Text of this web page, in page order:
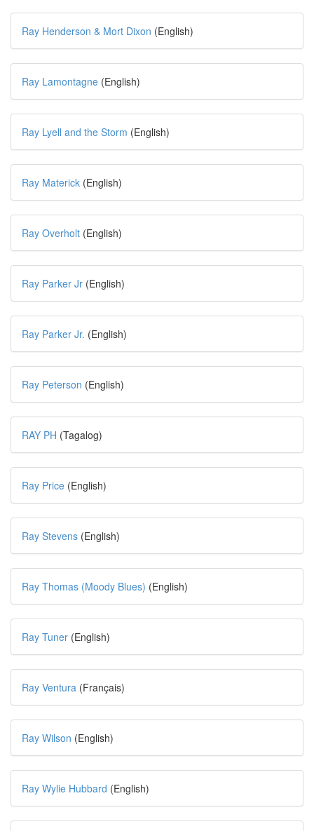
Ray Henderson & Mort Dixon (English)
Ray Lamontagne (English)
Ray Lyell and the Storm (English)
Ray Materick (English)
Ray Overholt (English)
Ray Parker Jr (English)
Ray Parker Jr. (English)
Ray Peterson (English)
RAY PH (Tagalog)
Ray Price (English)
Ray Stevens (English)
Ray Thomas (Moody Blues) (English)
Ray Tuner (English)
Ray Ventura (Français)
Ray Wilson (English)
Ray Wylie Hubbard (English)